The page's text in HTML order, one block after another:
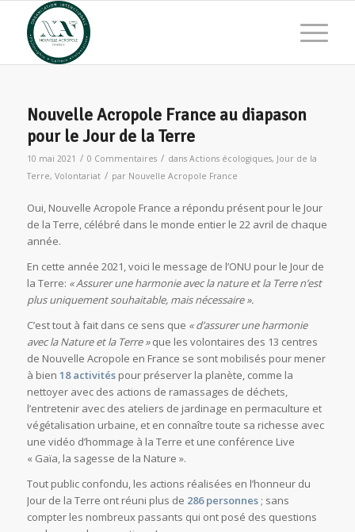
Nouvelle Acropole France au diapason
pour le Jour de la Terre
10 mai 2021 / 0 Commentaires / dans Actions écologiques, Jour de la
Terre, Volontariat / par Nouvelle Acropole France
Oui, Nouvelle Acropole France a répondu présent pour le Jour
de la Terre, célébré dans le monde entier le 22 avril de chaque
année.
En cette année 2021, voici le message de l’ONU pour le Jour de
la Terre: « Assurer une harmonie avec la nature et la Terre n’est
plus uniquement souhaitable, mais nécessaire ».
C’est tout à fait dans ce sens que « d’assurer une harmonie
avec la Nature et la Terre »que les volontaires des 13 centres
de Nouvelle Acropole en France se sont mobilisés pour mener
à bien 18 activitéspour préserver la planète, comme la
nettoyer avec des actions de ramassages de déchets,
l’entretenir avec des ateliers de jardinage en permaculture et
végétalisation urbaine, et en connaître toute sa richesse avec
une vidéo d’hommage à la Terre et une conférence Live
« Gaïa, la sagesse de la Nature ».
Tout public confondu, les actions réalisées en l’honneur du
Jour de la Terre ont réuni plus de 286 personnes ; sans
compter les nombreux passants qui ont posé des questions